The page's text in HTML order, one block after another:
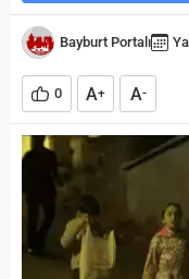
Bayburt Portalı
0 A+ A-